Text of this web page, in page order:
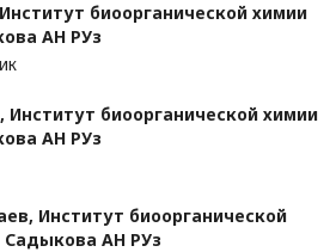
Институт биоорганической химии
АН РУз
Институт биоорганической химии
АН РУз
Институт биоорганической
АН РУз